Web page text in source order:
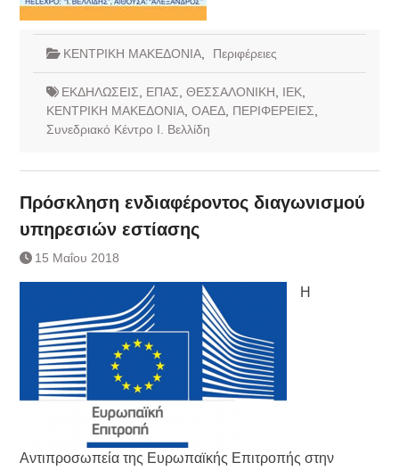
ΚΕΝΤΡΙΚΗ ΜΑΚΕΔΟΝΙΑ, Περιφέρειες
ΕΚΔΗΛΩΣΕΙΣ ΕΠΑΣ ΘΕΣΣΑΛΟΝΙΚΗ ΙΕΚ,
ΚΕΝΤΡΙΚΗ ΜΑΚΕΔΟΝΙΑ, ΟΑΕΔ, ΠΕΡΙΦΕΡΕΙΕΣ
Συνεδριακό Κέντρο Ι. Βελλίδη
Πρόσκληση ενδιαφέροντος διαγωνισμού
υπηρεσιών εστίασης
15 Μαΐου 2018
H
Αντιπροσωπεία της Ευρωπαϊκής Επιτροπής στην